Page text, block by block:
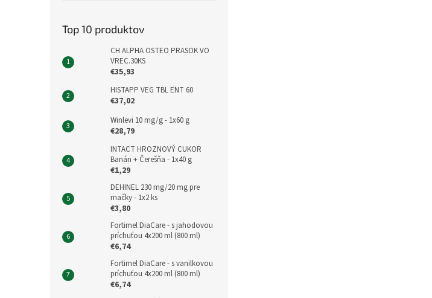
Top 10 produktov
CH ALPHA OSTEO PRASOK VO
VREC.30KS
€35,93
HISTAPP VEG TBL ENT 60
€37,02
Winlevi 10 mg/g - 1x60 g
€28,79
INTACT HROZNOVÝ CUKOR
Banán + Čerešňa - 1x40 g
€1,29
DEHINEL 230 mg/20 mg pre
mačky - 1x2 ks
€3,80
Fortimel DiaCare - s jahodovou
príchuťou 4x200 ml (800 ml)
€6,74
Fortimel DiaCare - s vanilkovou
príchuťou 4x200 ml (800 ml)
€6,74